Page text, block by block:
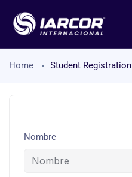
Home Student Registration
Nombre